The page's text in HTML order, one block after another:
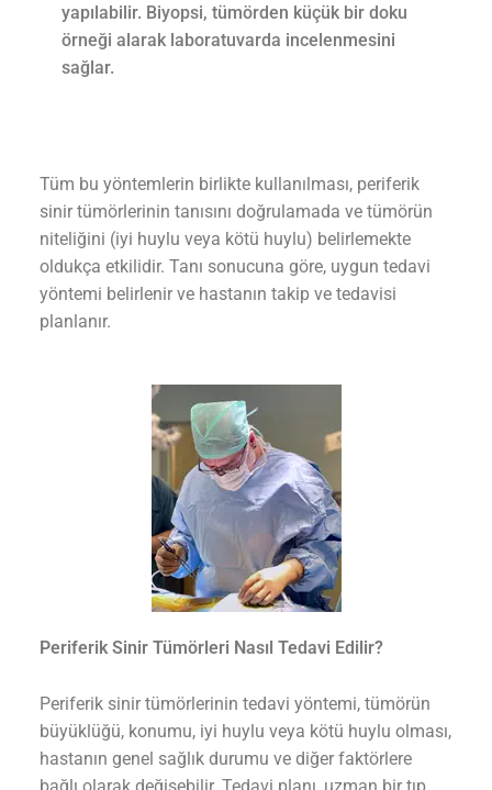
yapılabilir. Biyopsi, tümörden küçük bir doku
örneği alarak laboratuvarda incelenmesini
sağlar.
Tüm bu yöntemlerin birlikte kullanılması, periferik
sinir tümörlerinin tanısını doğrulamada ve tümörün
niteliğini (iyi huylu veya kötü huylu) belirlemekte
oldukça etkilidir. Tanı sonucuna göre, uygun tedavi
yöntemi belirlenir ve hastanın takip ve tedavisi
planlanır.
Periferik Sinir Tümörleri Nasıl Tedavi Edilir?
Periferik sinir tümörlerinin tedavi yöntemi, tümörün
büyüklüğü, konumu, iyi huylu veya kötü huylu olması,
hastanın genel sağlık durumu ve diğer faktörlere